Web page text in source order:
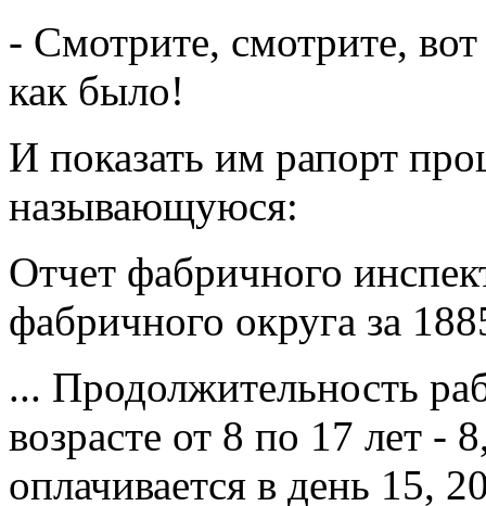
- Смотрите, смотрите,
как было!
И показать им рапорт
называющуюся:
Отчет фабричного
фабричного округа за
... Продолжительность
возрасте от 8 по 17 лет -
оплачивается в день 15,